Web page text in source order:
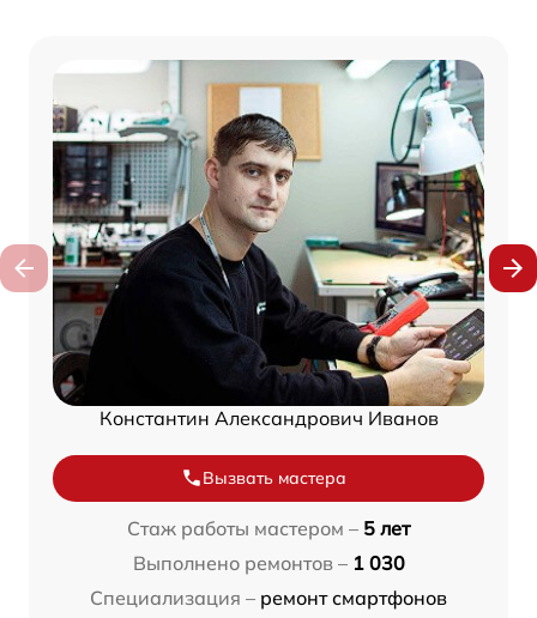
Константин Александрович Иванов
Вызвать мастера
Стаж работы мастером – 5 лет
Выполнено ремонтов – 1 030
Специализация – ремонт смартфонов